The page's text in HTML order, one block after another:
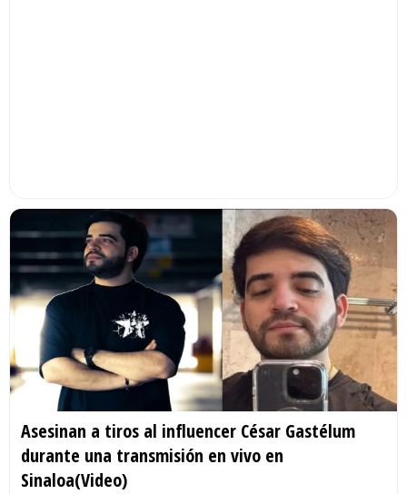
Asesinan a tiros al influencer César Gastélum
durante una transmisión en vivo en
Sinaloa(Video)